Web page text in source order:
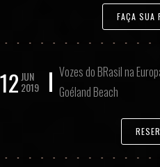
FAÇA SUA
12 JUN
2019
Vozes do BRasil na
Goéland Beach